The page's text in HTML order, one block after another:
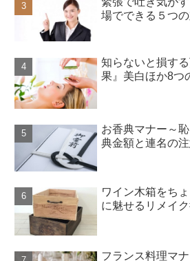
場でできる５つ
知らないと損す
果』美白ほか8つ
お香典マナー～
典金額と連名の
ワイン木箱をち
に魅せるリメイク
フランス料理マ